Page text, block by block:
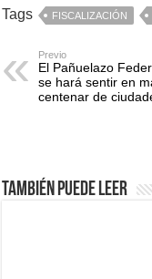
Tags FISCALIZACIÓN
Previo
El Pañuelazo
se hará sentir en
centenar de
También puede leer